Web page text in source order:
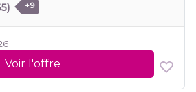
+9
Voir l'offre